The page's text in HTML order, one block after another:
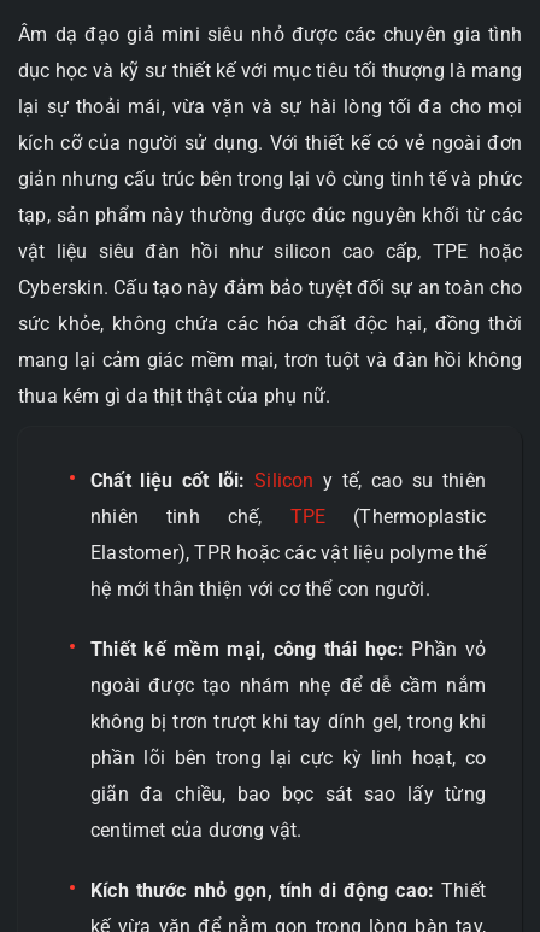
Âm dạ đạo giả mini siêu nhỏ được các chuyên gia tình
dục học và kỹ sư thiết kế với mục tiêu tối thượng là mang
lại sự thoải mái, vừa vặn và sự hài lòng tối đa cho mọi
kích cỡ của người sử dụng. Với thiết kế có vẻ ngoài đơn
giản nhưng cấu trúc bên trong lại vô cùng tinh tế và phức
tạp, sản phẩm này thường được đúc nguyên khối từ các
vật liệu siêu đàn hồi như silicon cao cấp, TPE hoặc
Cyberskin. Cấu tạo này đảm bảo tuyệt đối sự an toàn cho
sức khỏe, không chứa các hóa chất độc hại, đồng thời
mang lại cảm giác mềm mại, trơn tuột và đàn hồi không
thua kém gì da thịt thật của phụ nữ.
Chất liệu cốt lõi: Silicon y tế, cao su thiên
nhiên tinh chế, TPE (Thermoplastic
Elastomer), TPR hoặc các vật liệu polyme thế
hệ mới thân thiện với cơ thể con người.
Thiết kế mềm mại, công thái học: Phần vỏ
ngoài được tạo nhám nhẹ để dễ cầm nắm
không bị trơn trượt khi tay dính gel, trong khi
phần lõi bên trong lại cực kỳ linh hoạt, co
giãn đa chiều, bao bọc sát sao lấy từng
centimet của dương vật.
Kích thước nhỏ gọn, tính di động cao: Thiết
kế vừa vặn để nằm gọn trong lòng bàn tay,